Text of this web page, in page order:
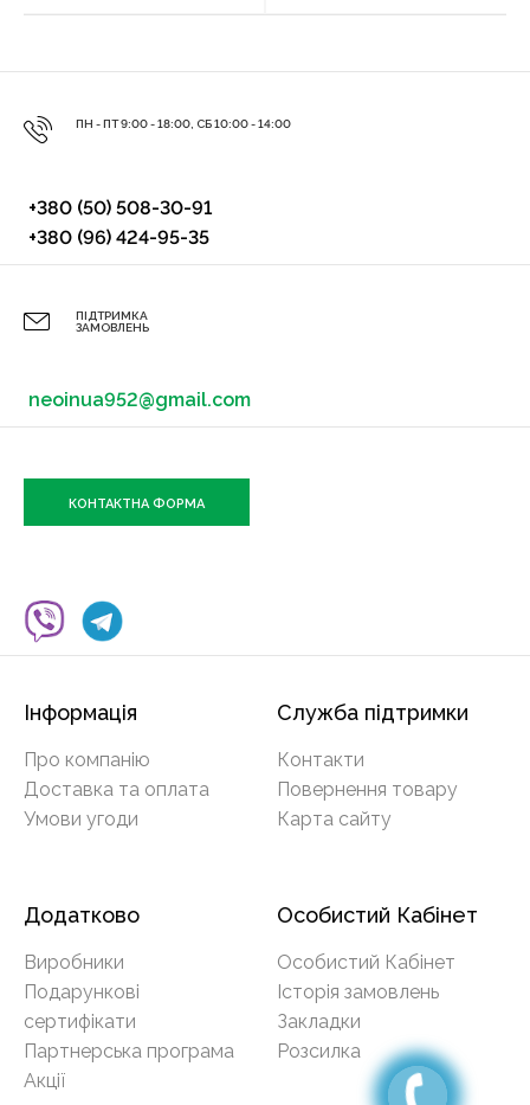
ПН - ПТ 9:00 - 18:00, СБ 10:00 - 14:00
+380 (50) 508-30-91
+380 (96) 424-95-35
ПІДТРИМКА
ЗАМОВЛЕНЬ
neoinua952@gmail.com
КОНТАКТНА ФОРМА
Інформація
Про компанію
Доставка та оплата
Умови угоди
Служба підтримки
Контакти
Повернення товару
Карта сайту
Додатково
Виробники
Подарункові
сертифікати
Партнерська програма
Акції
Особистий Кабінет
Особистий Кабінет
Історія замовлень
Закладки
Розсилка